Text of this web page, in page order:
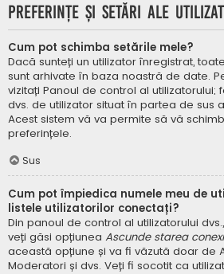
Preferințe și setări ale
Cum pot schimba setările mele?
Dacă sunteți un utilizator înregistrat,
sunt arhivate în baza noastră de date.
vizitați Panoul de control al
dvs. de utilizator situat în partea de sus
Acest sistem vă va permite să vă
preferințele.
Sus
Cum pot împiedica numele meu de
listele utilizatorilor conectați?
Din panoul de control al utilizatorului
veți găsi opțiunea Ascunde starea
această opțiune și va fi văzută doar de
Moderatori și dvs. Veți fi socotit ca